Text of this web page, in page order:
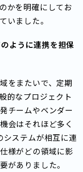
かを明確にしてお
いました。
ように連携を担保
をまたいで、定期
的なプロジェクト
チームやベンダー
会はそれほど多く
ステムが相互に連
様がどの領域に影
がありました。